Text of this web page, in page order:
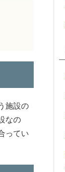
施設の
なの
ってい